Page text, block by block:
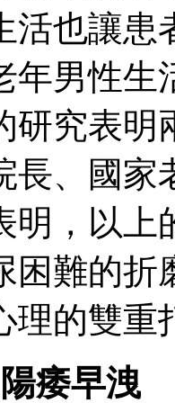
活也讓
年男性生
研究表
長、國家
明，以上
困難的折
理的雙重
陽痿早洩